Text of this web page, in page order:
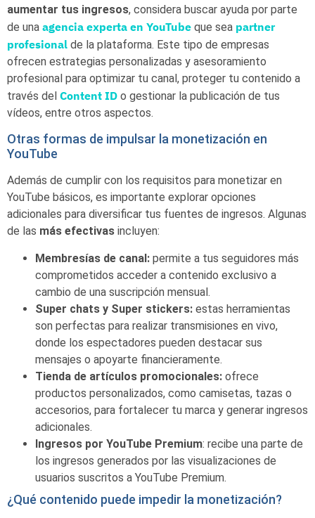
aumentar tus ingresos, considera buscar ayuda por parte
de una agencia experta en YouTube que sea partner
profesional de la plataforma. Este tipo de empresas
ofrecen estrategias personalizadas y asesoramiento
profesional para optimizar tu canal, proteger tu contenido a
través del Content ID o gestionar la publicación de tus
vídeos, entre otros aspectos.
Otras formas de impulsar la monetización en
YouTube
Además de cumplir con los requisitos para monetizar en
YouTube básicos, es importante explorar opciones
adicionales para diversificar tus fuentes de ingresos. Algunas
de las más efectivas incluyen:
Membresías de canal: permite a tus seguidores más
comprometidos acceder a contenido exclusivo a
cambio de una suscripción mensual.
Super chats y Super stickers: estas herramientas
son perfectas para realizar transmisiones en vivo,
donde los espectadores pueden destacar sus
mensajes o apoyarte financieramente.
Tienda de artículos promocionales: ofrece
productos personalizados, como camisetas, tazas o
accesorios, para fortalecer tu marca y generar ingresos
adicionales.
Ingresos por YouTube Premium: recibe una parte de
los ingresos generados por las visualizaciones de
usuarios suscritos a YouTube Premium.
¿Qué contenido puede impedir la monetización?